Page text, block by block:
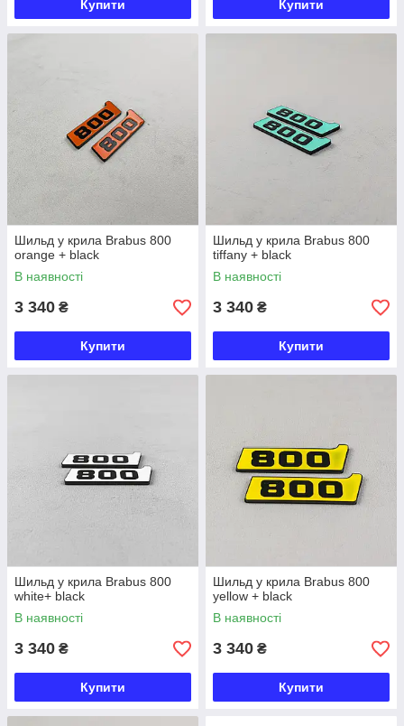
Купити Купити
Шильд у крила Brabus 800
orange + black
В наявності
3 340 ₴
Купити
Шильд у крила Brabus 800
tiffany + black
В наявності
3 340 ₴
Купити
Шильд у крила Brabus 800
white+ black
В наявності
3 340 ₴
Купити
Шильд у крила Brabus 800
yellow + black
В наявності
3 340 ₴
Купити